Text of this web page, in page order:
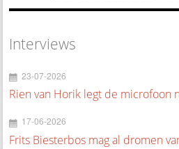
Interviews
23-07-2026
Rien van Horik legt de microfoon
17-06-2026
Frits Biesterbos mag al dromen